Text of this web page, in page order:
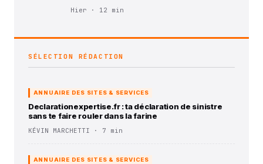
Hier · 12 min
SÉLECTION RÉDACTION
ANNUAIRE DES SITES & SERVICES
Declarationexpertise.fr : ta déclaration de sinistre
sans te faire rouler dans la farine
KÉVIN MARCHETTI · 7 min
ANNUAIRE DES SITES & SERVICES